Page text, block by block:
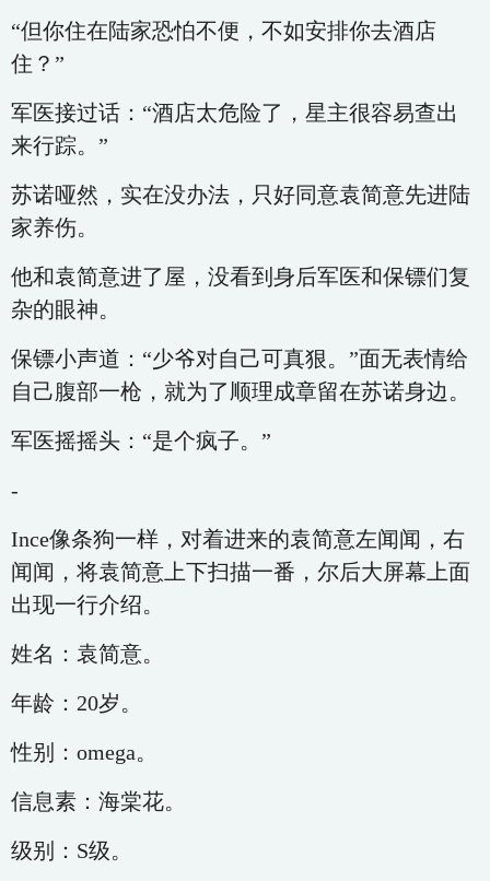
“但你住在陆家恐怕不便，不如安排你去酒店
住？”
军医接过话：“酒店太危险了，星主很容易查出
来行踪。”
苏诺哑然，实在没办法，只好同意袁简意先进陆
家养伤。
他和袁简意进了屋，没看到身后军医和保镖们复
杂的眼神。
保镖小声道：“少爷对自己可真狠。”面无表情给
自己腹部一枪，就为了顺理成章留在苏诺身边。
军医摇摇头：“是个疯子。”
-
Ince像条狗一样，对着进来的袁简意左闻闻，右
闻闻，将袁简意上下扫描一番，尔后大屏幕上面
出现一行介绍。
姓名：袁简意。
年龄：20岁。
性别：omega。
信息素：海棠花。
级别：S级。